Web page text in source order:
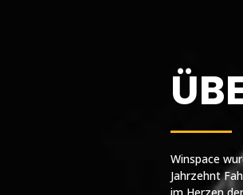
Winspace
Jahrzehnt